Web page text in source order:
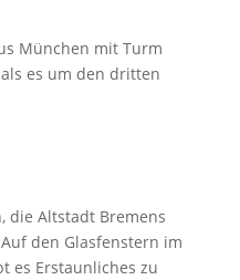
München mit Turm
es um den dritten
die Altstadt Bremens
den Glasfenstern im
es Erstaunliches zu